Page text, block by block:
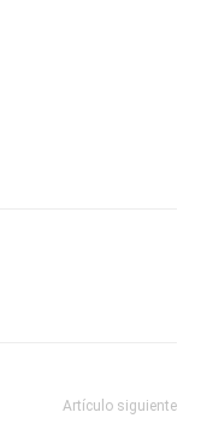
Artículo siguiente